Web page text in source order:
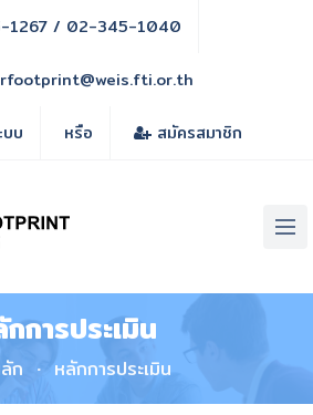
1267 / 02-345-1040
บบ หรือ สมัครสมาชิก
การประเมิน
ก หลักการประเมิน